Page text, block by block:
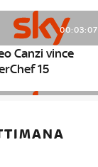
00:03:07
Canzi vince
15
15, Matteo